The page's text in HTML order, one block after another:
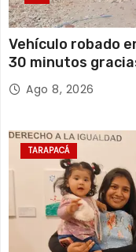
Vehículo robado
30 minutos
Ago 8, 2026
TARAPACÁ